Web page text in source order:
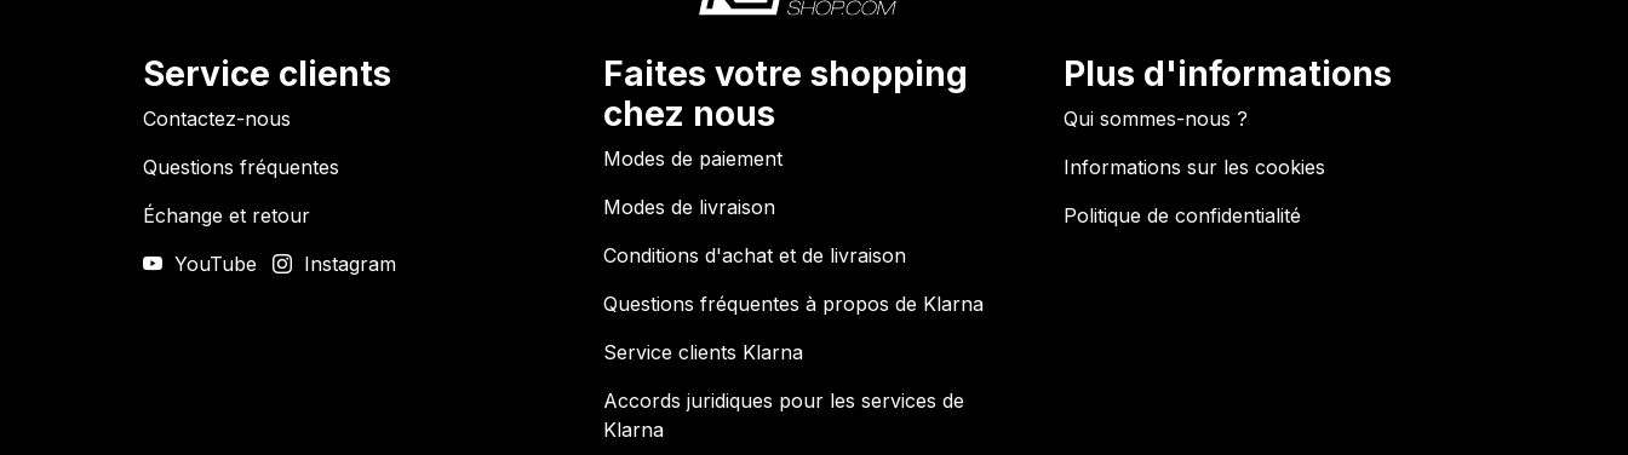
Service clients
Contactez-nous
Questions fréquentes
Échange et retour
YouTube
Instagram
Faites votre shopping
chez nous
Modes de paiement
Modes de livraison
Conditions d'achat et de livraison
Questions fréquentes à propos de Klarna
Service clients Klarna
Accords juridiques pour les services de
Klarna
Plus d'informations
Qui sommes-nous ?
Informations sur les cookies
Politique de confidentialité